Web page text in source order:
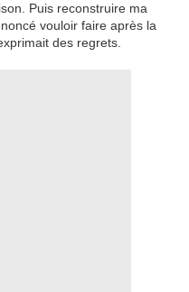
Puis reconstruire ma
vouloir faire après la
des regrets.